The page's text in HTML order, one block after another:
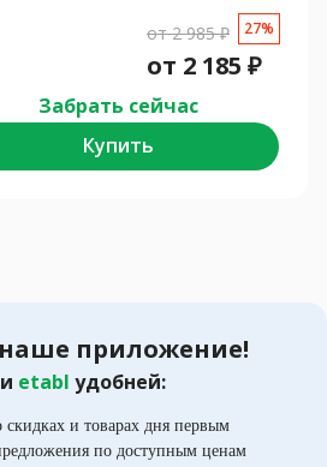
от2 985₽ 27%
от 2 185 ₽
Забрать сейчас
Купить
приложение!
etabl удобней:
скидках и товарах дня первым
по доступным ценам